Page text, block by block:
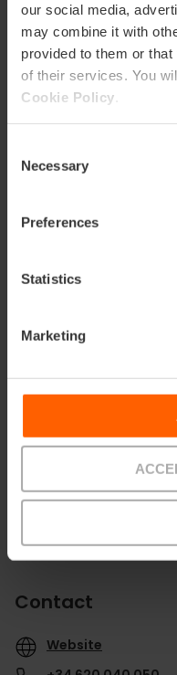
our social media,
may combine it with
provided to them or
of their services. You
Cookie Policy
Selection
Necessary
Preferences
Statistics
Marketing
Directions
Contact
Website